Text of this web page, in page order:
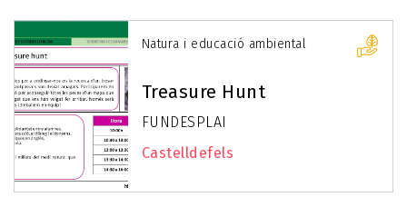
Natura i educació ambiental
Treasure Hunt
FUNDESPLAI
Castelldefels